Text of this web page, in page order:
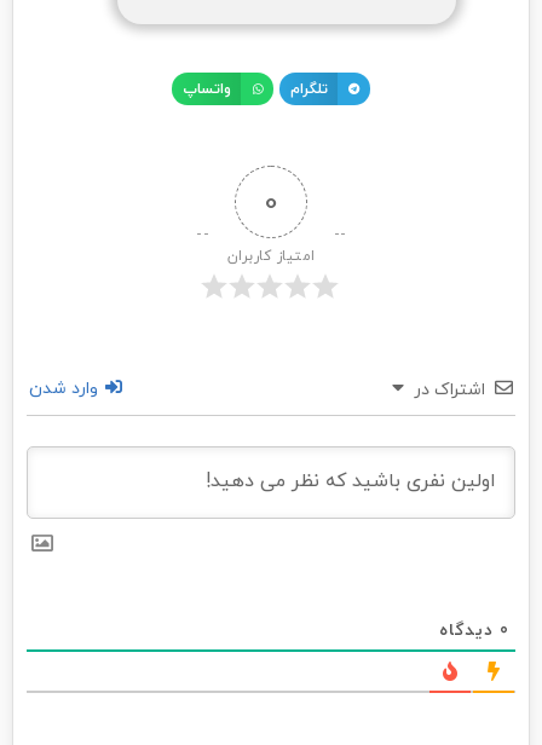
تلگرام واتساپ
0
امتیاز کاربران
اشتراک در وارد شدن
0 دیدگاه